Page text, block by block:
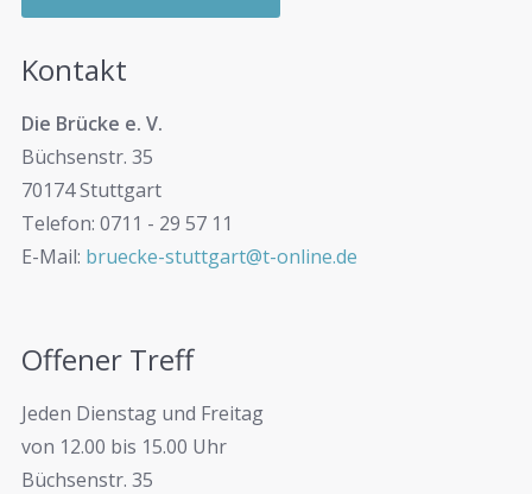
Kontakt
Die Brücke e. V.
Büchsenstr. 35
70174 Stuttgart
Telefon: 0711 - 29 57 11
E-Mail: bruecke-stuttgart@t-online.de
Offener Treff
Jeden Dienstag und Freitag
von 12.00 bis 15.00 Uhr
Büchsenstr. 35